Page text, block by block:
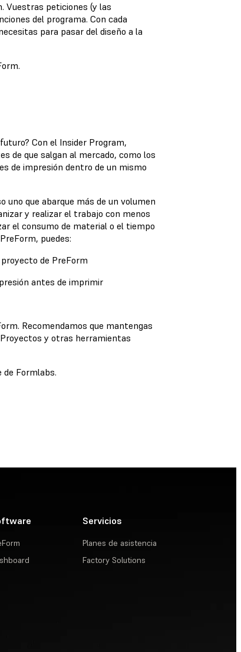
Vuestras peticiones (y las
del programa. Con cada
para pasar del diseño a la
Con el Insider Program,
de que salgan al mercado, como los
de impresión dentro de un mismo
que abarque más de un volumen
y realizar el trabajo con menos
el consumo de material o el tiempo
puedes:
de PreForm
antes de imprimir
Recomendamos que mantengas
y otras herramientas
Formlabs.
Servicios
Planes de asistencia
Factory Solutions